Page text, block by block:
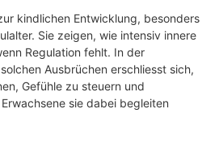
kindlichen Entwicklung, besonders
Sie zeigen, wie intensiv innere
Regulation fehlt. In der
Ausbrüchen erschliesst sich,
Gefühle zu steuern und
sie dabei begleiten